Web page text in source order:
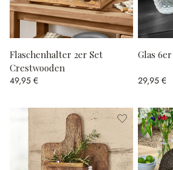
Flaschenhalter 2er Set
Crestwooden
49,95 €
Glas
29,95 €